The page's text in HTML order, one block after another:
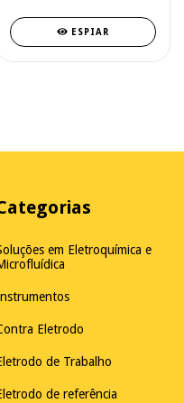
ESPIAR
em Eletroquímica e
Eletrodo
de Trabalho
de referência